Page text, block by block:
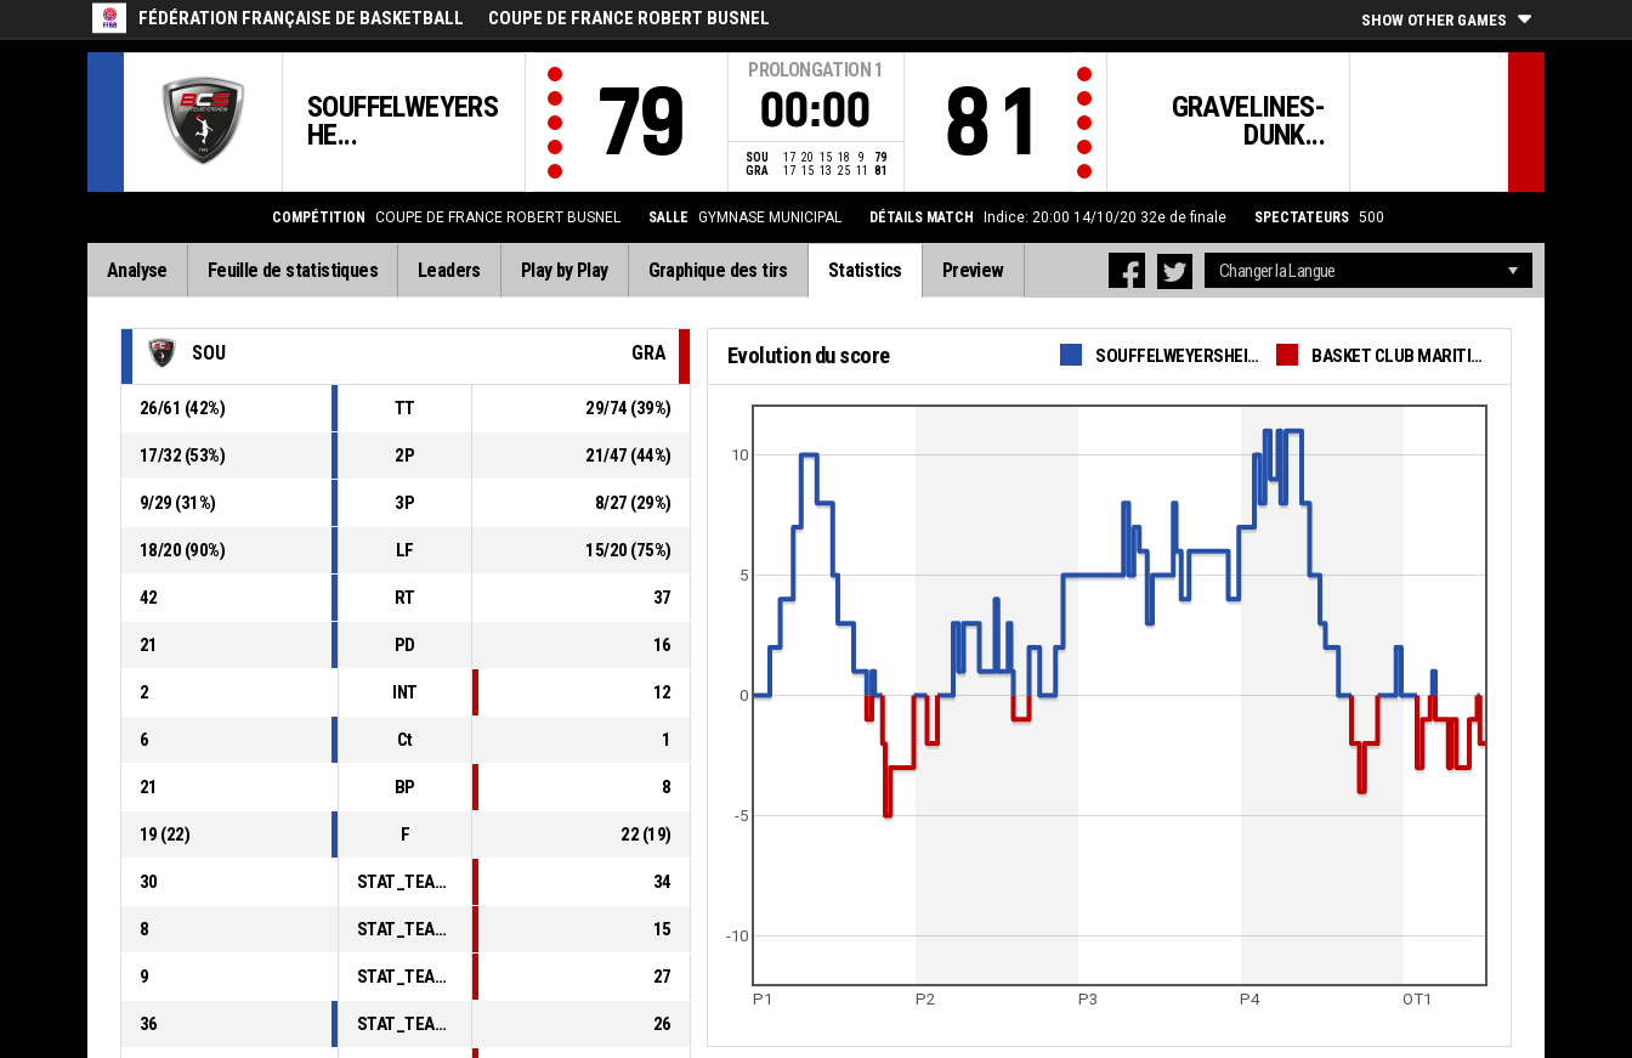
FÉDÉRATION FRANÇAISE DE BASKETBALL COUPE DE FRANCE ROBERT BUSNEL SHOW OTHER GAMES
SOUFFELWEYERS
HE...
79
PROLONGATION 1
00:00
SOU 17 20 15 18 9
79
GRA
17 15 13 25 11 81
GRAVELINES-
DUNK...
81
COMPÉTITION COUPE DE FRANCE ROBERT BUSNEL SALLE GYMNASE MUNICIPAL DÉTAILS MATCH Indice: 20:00 14/10/20 32e de finale SPECTATEURS 500
Analyse Feuille de statistiques Leaders Play by Play Graphique des tirs Statistics Preview
SOU GRA
26/61 (42%) TT 29/74 (39%)
17/32 (53%) 2P 21/47 (44%)
9/29 (31%) 3P 8/27 (29%)
18/20 (90%) LF 15/20 (75%)
42 RT 37
21 PD 16
2 INT 12
6 Ct 1
21 BP 8
19 (22) F 22 (19)
30 STAT_TEAMMATCH_BASKETBALL_sPointsInThePaint_ABBREV 34
8 STAT_TEAMMATCH_BASKETBALL_sPointsSecondChance_ABBREV 15
9 STAT_TEAMMATCH_BASKETBALL_sPointsFromTurnovers_ABBREV 27
36 STAT_TEAMMATCH_BASKETBALL_sBenchPoints_ABBREV 26
Evolution du score SOUFFELWEYERSHEIM BC BASKET CLUB MARITIME GRAVELINES - GRAND FORT PHILIPPE
P1 P2 P3 P4 OT1
0
5
10
-10
-5